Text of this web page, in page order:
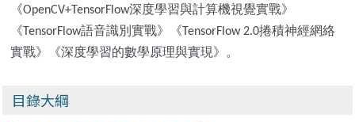
《OpenCV+TensorFlow深度學習與計算機視覺實戰》
《 TensorFlow語音識別實戰》《 TensorFlow 2.0捲積神經網絡
實戰》《深度學習的數學原理與實現》。
目錄大綱